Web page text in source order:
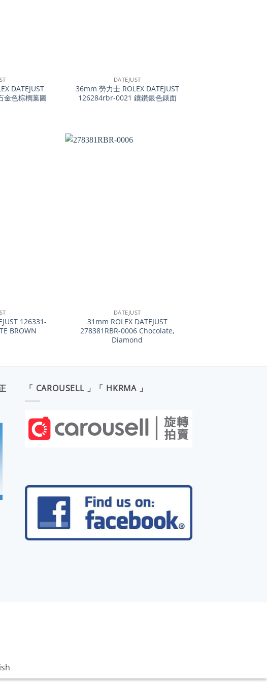
DATEJUST
金色棕櫚葉圖
DATEJUST
36mm 勞力士 ROLEX DATEJUST
126284rbr-0021 鑲鑽銀色錶面
126331-
BROWN
DATEJUST
31mm ROLEX DATEJUST
278381RBR-0006 Chocolate,
Diamond
「 CAROUSELL 」「 HKRMA 」